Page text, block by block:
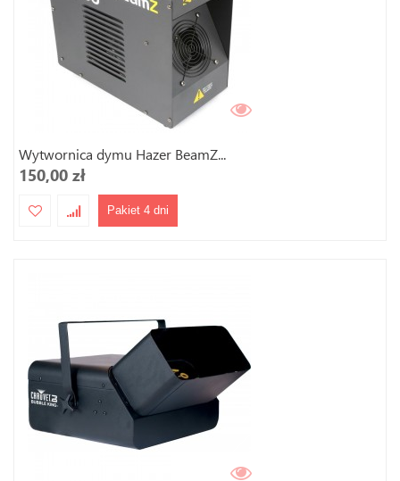
Wytwornica dymu Hazer BeamZ...
150,00 zł
Pakiet 4 dni